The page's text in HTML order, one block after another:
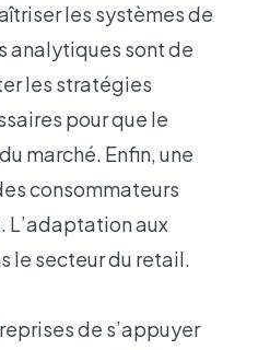
les systèmes de
analytiques sont de
les stratégies
pour que le
marché. Enfin, une
consommateurs
L’adaptation aux
le secteur du retail.
de s’appuyer